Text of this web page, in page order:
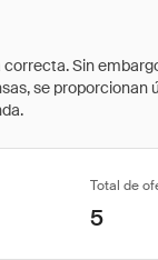
Sin
se
Total de
5